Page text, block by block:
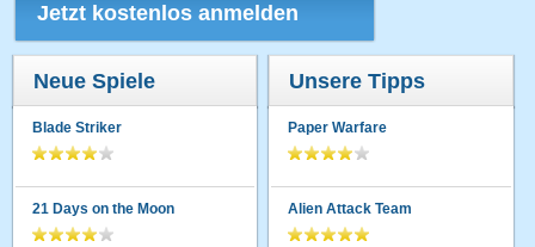
Jetzt kostenlos anmelden
Neue Spiele
Blade Striker
21 Days on the Moon
Unsere Tipps
Paper Warfare
Alien Attack Team